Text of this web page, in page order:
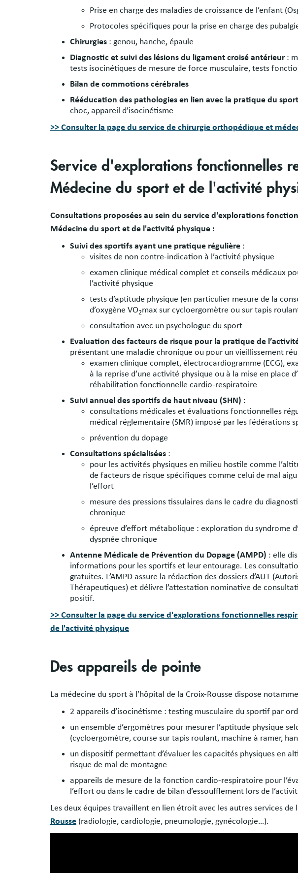
Prise en charge des maladies de croissance de l’enfant
Protocoles spécifiques pour la prise en charge des
Chirurgies : genou, hanche, épaule
Diagnostic et suivi des lésions du ligament croisé antérieur:
tests isocinétiques de mesure de force musculaire, tests
Bilan de commotions cérébrales
Rééducation des pathologies en lien avec la pratique du sport
choc, appareil d’isocinétisme
>> Consulter la page du service de chirurgie orthopédique et
Service d'explorations fonctionnelles
Médecine du sport et de l'activité
Consultations proposées au sein du service d'explorations
Médecine du sport et de l'activité physique :
Suivi des sportifs ayant une pratique régulière :
visites de non contre-indication à l’activité physique
examen clinique médical complet et conseils médicaux
l’activité physique
tests d’aptitude physique (en particulier mesure de la
d’oxygène VO2max sur cycloergomètre ou sur tapis
consultation avec un psychologue du sport
Evaluation des facteurs de risque pour la pratique de
présentant une maladie chronique ou pour un vieillissement
examen clinique complet, électrocardiogramme (ECG),
à la reprise d’une activité physique ou à la mise en place
réhabilitation fonctionnelle cardio-respiratoire
Suivi annuel des sportifs de haut niveau (SHN) :
consultations médicales et évaluations fonctionnelles
médical réglementaire (SMR) imposé par les fédérations
prévention du dopage
Consultations spécialisées :
pour les activités physiques en milieu hostile comme
de facteurs de risque spécifiques comme celui de mal
l’effort
mesure des pressions tissulaires dans le cadre du
chronique
épreuve d’effort métabolique : exploration du syndrome
dyspnée chronique
Antenne Médicale de Prévention du Dopage (AMPD) : elle
informations pour les sportifs et leur entourage. Les
gratuites. L’AMPD assure la rédaction des dossiers d’AUT
Thérapeutiques) et délivre l’attestation nominative de
positif.
>> Consulter la page du service d'explorations fonctionnelles
de l'activité physique
Des appareils de pointe
La médecine du sport à l’hôpital de la Croix-Rousse dispose
2 appareils d’isocinétisme : testing musculaire du sportif par
un ensemble d’ergomètres pour mesurer l’aptitude physique
(cycloergomètre, course sur tapis roulant, machine à ramer,
un dispositif permettant d’évaluer les capacités physiques en
risque de mal de montagne
appareils de mesure de la fonction cardio-respiratoire pour
l’effort ou dans le cadre de bilan d’essoufflement lors de
Les deux équipes travaillent en lien étroit avec les autres services de
Rousse (radiologie, cardiologie, pneumologie, gynécologie…).